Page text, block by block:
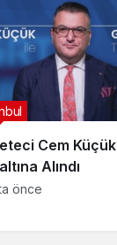
Cem Küçük
Alındı
önce